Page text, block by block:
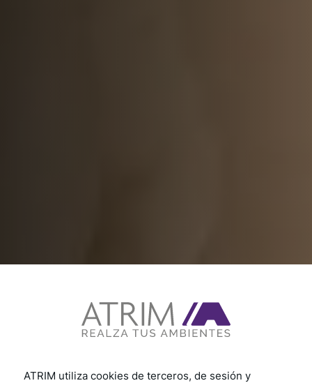
ATRIM utiliza cookies de terceros, de sesión y